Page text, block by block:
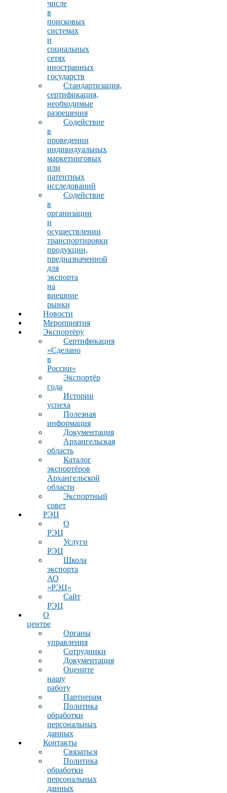
числе
в
поисковых
системах
и
социальных
сетях
иностранных
государств
Стандартизация,
сертификация,
необходимые
разрешения
Содействие
в
проведении
индивидуальных
маркетинговых
или
патентных
исследований
Содействие
в
организации
и
осуществлении
транспортировки
продукции,
предназначенной
для
экспорта
на
внешние
рынки
Новости
Мероприятия
Экспортёру
Сертификация
«Сделано
в
России»
Экспортёр
года
Истории
успеха
Полезная
информация
Документация
Архангельская
область
Каталог
экспортёров
Архангельской
области
Экспортный
совет
РЭЦ
О
РЭЦ
Услуги
РЭЦ
Школа
экспорта
АО
«РЭЦ»
Сайт
РЭЦ
О
центре
Органы
управления
Сотрудники
Документация
Оцените
нашу
работу
Партнерам
Политика
обработки
персональных
данных
Контакты
Связаться
Политика
обработки
персональных
данных